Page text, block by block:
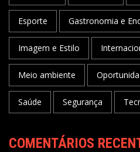
Esporte Gastronomia e
Imagem e Estilo
Meio ambiente
Saúde Segurança
COMENTÁRIOS